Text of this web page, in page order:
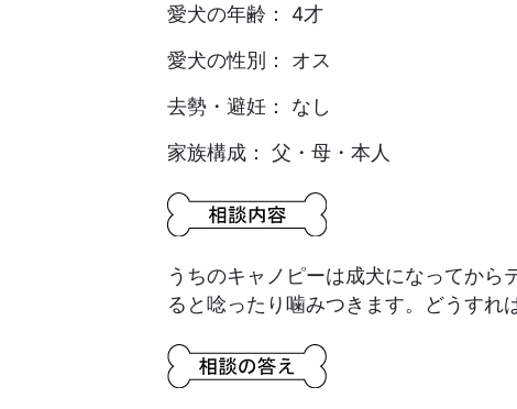
愛犬の年齢： 4才
愛犬の性別： オス
去勢・避妊： なし
家族構成： 父・母・本人
うちのキャノピーは成犬になってか
ると唸ったり噛みつきます。どうすれ